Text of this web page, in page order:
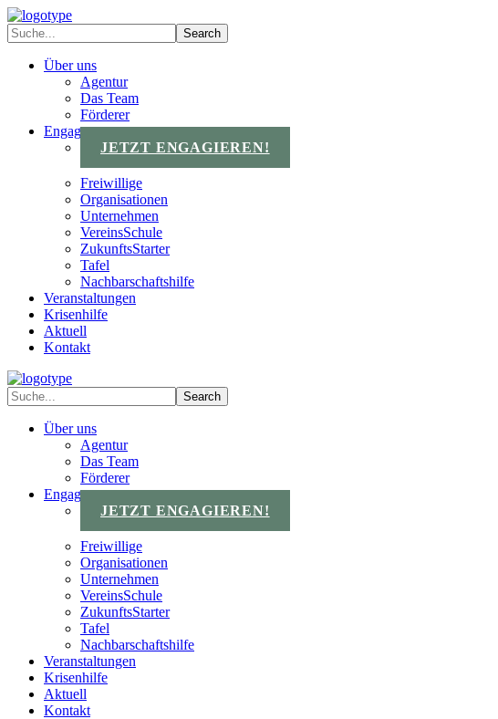
Über uns
Agentur
Das Team
Förderer
Engagements
JETZT ENGAGIEREN!
Freiwillige
Organisationen
Unternehmen
VereinsSchule
ZukunftsStarter
Tafel
Nachbarschaftshilfe
Veranstaltungen
Krisenhilfe
Aktuell
Kontakt
Über uns
Agentur
Das Team
Förderer
Engagements
JETZT ENGAGIEREN!
Freiwillige
Organisationen
Unternehmen
VereinsSchule
ZukunftsStarter
Tafel
Nachbarschaftshilfe
Veranstaltungen
Krisenhilfe
Aktuell
Kontakt